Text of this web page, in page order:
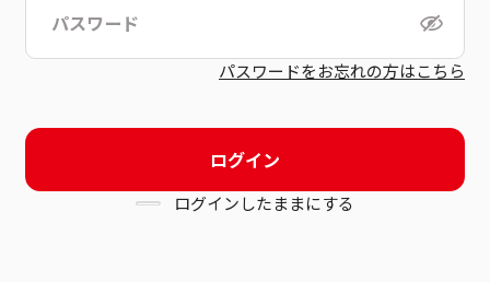
パスワードをお忘れの方はこちら
ログイン
ログインしたままにする